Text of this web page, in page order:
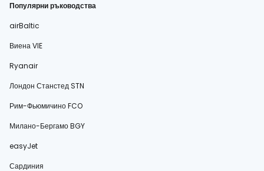
Популярни ръководства
airBaltic
Виена VIE
Ryanair
Лондон Станстед STN
Рим-Фьюмичино FCO
Милано-Бергамо BGY
easyJet
Сардиния